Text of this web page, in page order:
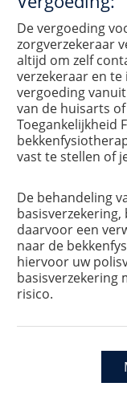
De vergoeding
zorgverzekeraar
altijd om zelf
verzekeraar en
vergoeding
van de huisarts
Toegankelijkheid
vast te stellen of
De behandeling
daarvoor een
naar de
hiervoor uw
basisverzekering
risico.